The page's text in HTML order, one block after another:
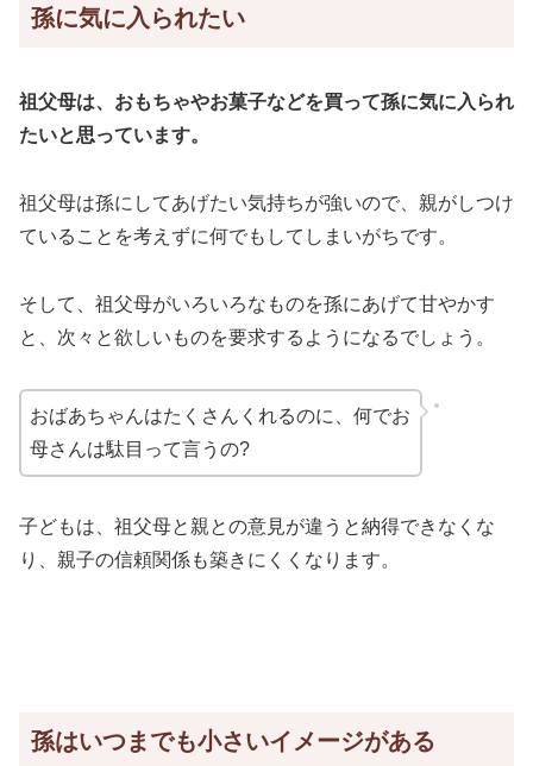
孫に気に入られたい
祖父母は、おもちゃやお菓子などを買って孫に気に入られ
たいと思っています。
祖父母は孫にしてあげたい気持ちが強いので、親がしつけ
ていることを考えずに何でもしてしまいがちです。
そして、祖父母がいろいろなものを孫にあげて甘やかす
と、次々と欲しいものを要求するようになるでしょう。
おばあちゃんはたくさんくれるのに、何でお
母さんは駄目って言うの?
子どもは、祖父母と親との意見が違うと納得できなくな
り、親子の信頼関係も築きにくくなります。
孫はいつまでも小さいイメージがある